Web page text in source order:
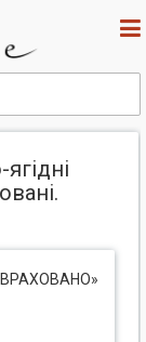
ВРАХОВАНО»